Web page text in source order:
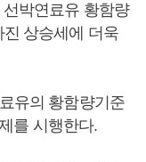
박연료유 황함량
상승세에 더욱
유의 황함량기준
를 시행한다.